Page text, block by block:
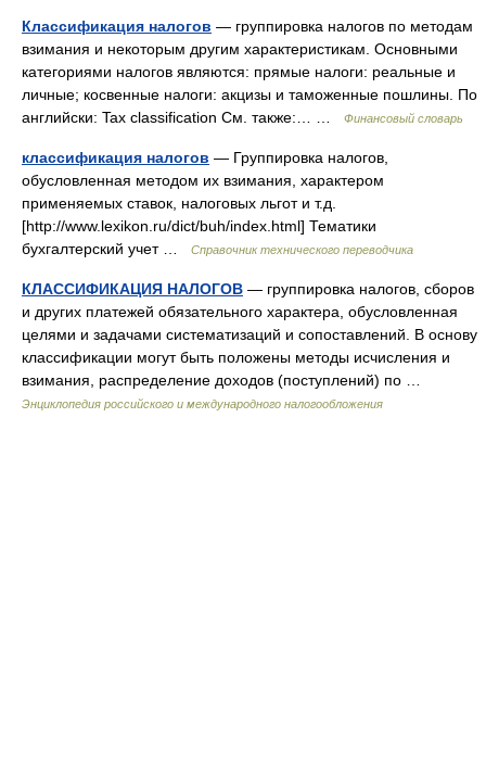
Классификация налогов — группировка налогов по методам
взимания и некоторым другим характеристикам. Основными
категориями налогов являются: прямые налоги: реальные и
личные; косвенные налоги: акцизы и таможенные пошлины. По
английски: Tax classification См. также:… …
Финансовый словарь
классификация налогов — Группировка налогов,
обусловленная методом их взимания, характером
применяемых ставок, налоговых льгот и т.д.
[http://www.lexikon.ru/dict/buh/index.html] Тематики
бухгалтерский учет …
Справочник технического переводчика
КЛАССИФИКАЦИЯ НАЛОГОВ — группировка налогов, сборов
и других платежей обязательного характера, обусловленная
целями и задачами систематизаций и сопоставлений. В основу
классификации могут быть положены методы исчисления и
взимания, распределение доходов (поступлений) по …
Энциклопедия российского и международного налогообложения